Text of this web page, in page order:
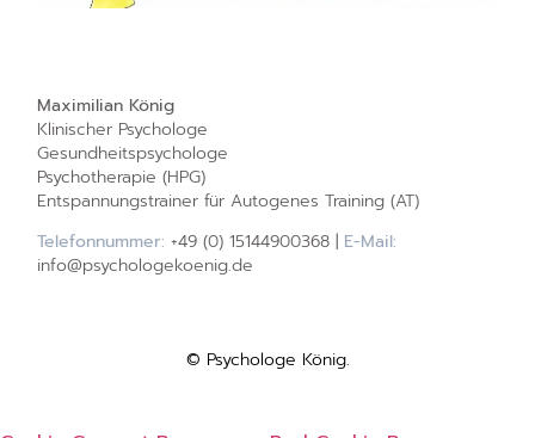
Maximilian König
Klinischer Psychologe
Gesundheitspsychologe
Psychotherapie (HPG)
Entspannungstrainer für Autogenes Training (AT)
Telefonnummer: +49 (0) 15144900368 | E-Mail:
info@psychologekoenig.de
© Psychologe König.